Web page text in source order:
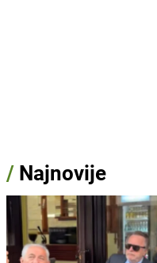
/ Najnovije